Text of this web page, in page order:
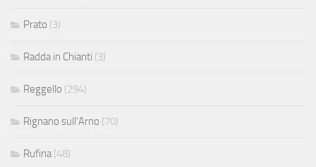
Prato (3)
Radda in Chianti (3)
Reggello (294)
Rignano sull'Arno (70)
Rufina(48)